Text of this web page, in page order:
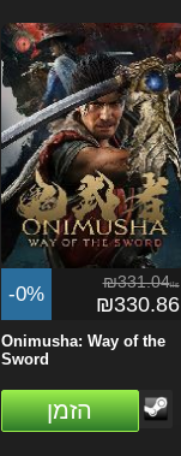
-0% ₪331.04ils
₪330.86
Onimusha: Way of the
Sword
הזמן